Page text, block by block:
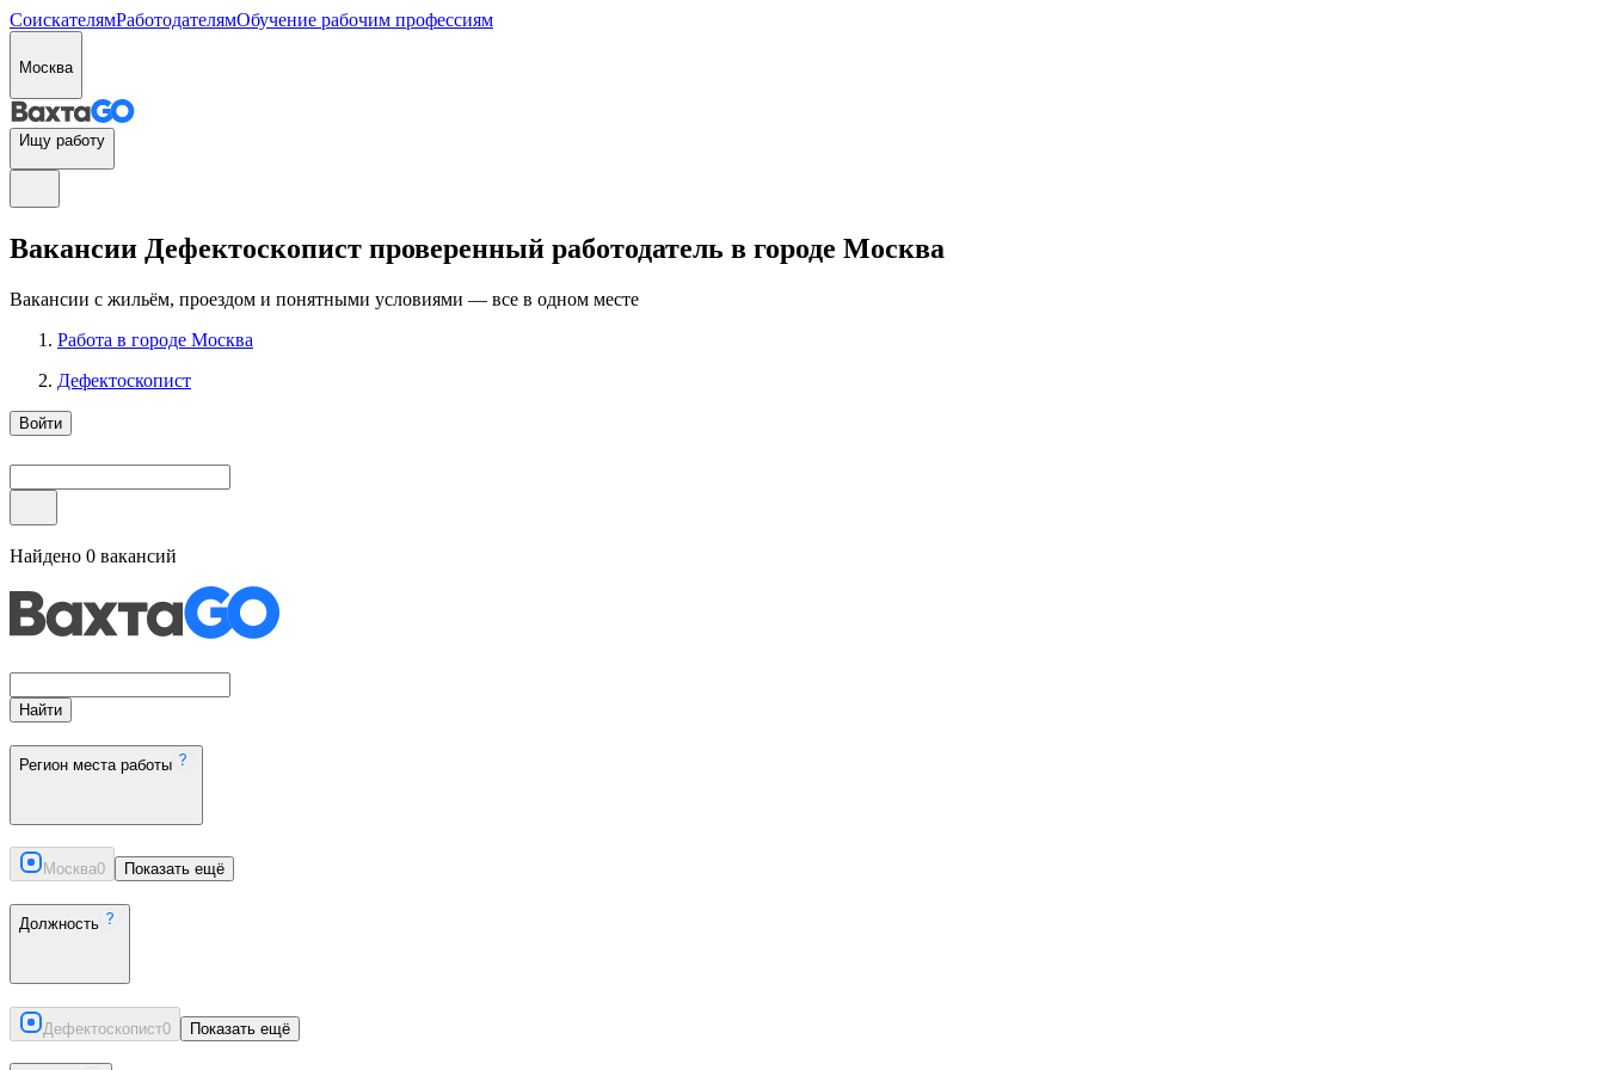
СоискателямРаботодателямОбучение рабочим профессиям
Москва
Ищу работу
Вакансии Дефектоскопист проверенный работодатель в городе Москва
Вакансии с жильём, проездом и понятными условиями — все в одном месте
Работа в городе Москва
Дефектоскопист
Войти
Найдено 0 вакансий
Найти
Регион места работы
Москва0 Показать ещё
Должность
Дефектоскопист0 Показать ещё